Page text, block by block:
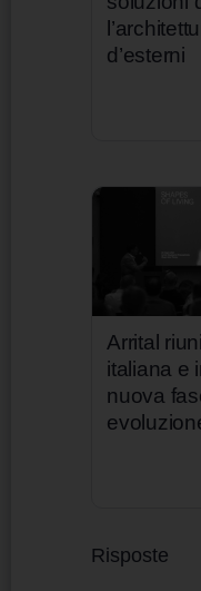
d’esterni
Arrital
italiana e
nuova
Risposte